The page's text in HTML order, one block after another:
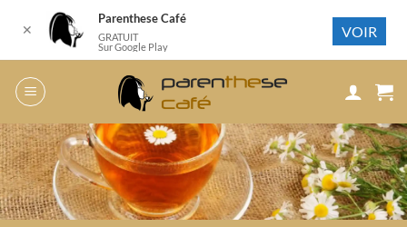
✕
Parenthese Café
GRATUIT
Sur Google Play
VOIR